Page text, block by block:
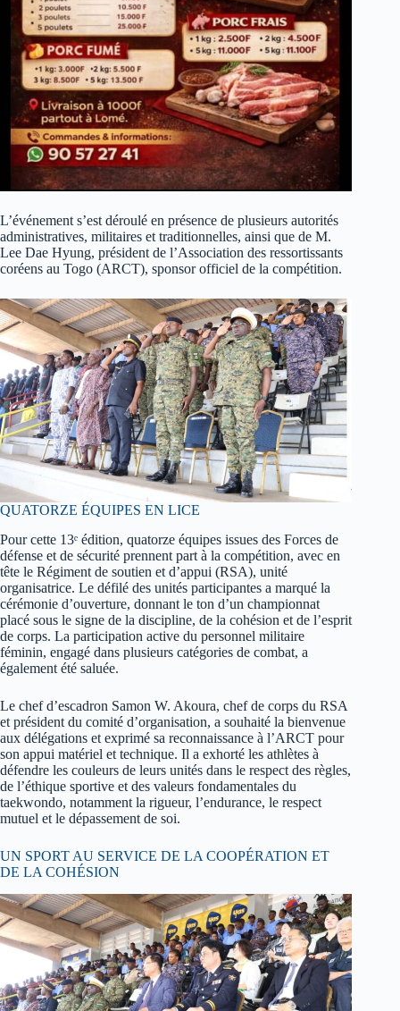
L’événement s’est déroulé en présence de plusieurs autorités
administratives, militaires et traditionnelles, ainsi que de M.
Lee Dae Hyung, président de l’Association des ressortissants
coréens au Togo (ARCT), sponsor officiel de la compétition.
QUATORZE ÉQUIPES EN LICE
Pour cette 13ᵉ édition, quatorze équipes issues des Forces de
défense et de sécurité prennent part à la compétition, avec en
tête le Régiment de soutien et d’appui (RSA), unité
organisatrice. Le défilé des unités participantes a marqué la
cérémonie d’ouverture, donnant le ton d’un championnat
placé sous le signe de la discipline, de la cohésion et de l’esprit
de corps. La participation active du personnel militaire
féminin, engagé dans plusieurs catégories de combat, a
également été saluée.
Le chef d’escadron Samon W. Akoura, chef de corps du RSA
et président du comité d’organisation, a souhaité la bienvenue
aux délégations et exprimé sa reconnaissance à l’ARCT pour
son appui matériel et technique. Il a exhorté les athlètes à
défendre les couleurs de leurs unités dans le respect des règles,
de l’éthique sportive et des valeurs fondamentales du
taekwondo, notamment la rigueur, l’endurance, le respect
mutuel et le dépassement de soi.
UN SPORT AU SERVICE DE LA COOPÉRATION ET
DE LA COHÉSION